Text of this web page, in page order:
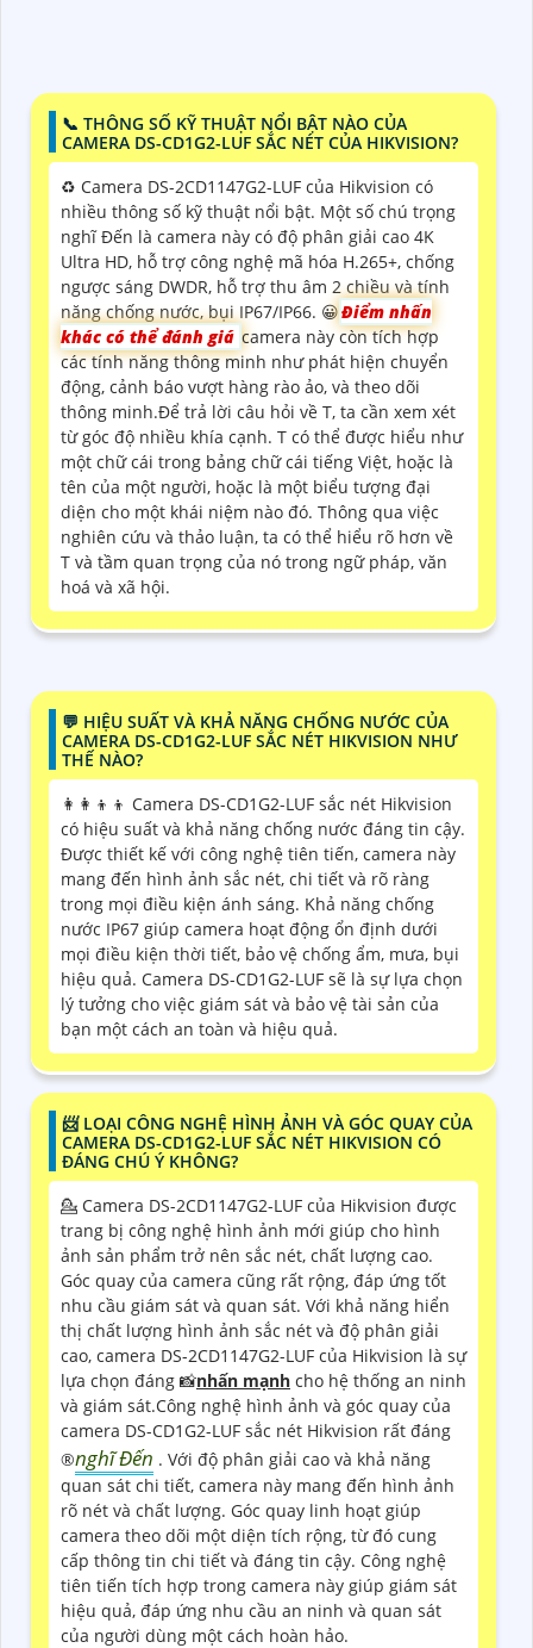
📞 THÔNG SỐ KỸ THUẬT NỔI BẬT NÀO CỦA
CAMERA DS-CD1G2-LUF SẮC NÉT CỦA HIKVISION?
♻️ Camera DS-2CD1147G2-LUF của Hikvision có
nhiều thông số kỹ thuật nổi bật. Một số chú trọng
nghĩ Đến là camera này có độ phân giải cao 4K
Ultra HD, hỗ trợ công nghệ mã hóa H.265+, chống
ngược sáng DWDR, hỗ trợ thu âm 2 chiều và tính
năng chống nước, bụi IP67/IP66. 😀Điểm nhấn
khác có thể đánh giá camera này còn tích hợp
các tính năng thông minh như phát hiện chuyển
động, cảnh báo vượt hàng rào ảo, và theo dõi
thông minh.Để trả lời câu hỏi về T, ta cần xem xét
từ góc độ nhiều khía cạnh. T có thể được hiểu như
một chữ cái trong bảng chữ cái tiếng Việt, hoặc là
tên của một người, hoặc là một biểu tượng đại
diện cho một khái niệm nào đó. Thông qua việc
nghiên cứu và thảo luận, ta có thể hiểu rõ hơn về
T và tầm quan trọng của nó trong ngữ pháp, văn
hoá và xã hội.
️💬 HIỆU SUẤT VÀ KHẢ NĂNG CHỐNG NƯỚC CỦA
CAMERA DS-CD1G2-LUF SẮC NÉT HIKVISION NHƯ
THẾ NÀO?
👩‍👩‍👦‍👦 Camera DS-CD1G2-LUF sắc nét Hikvision
có hiệu suất và khả năng chống nước đáng tin cậy.
Được thiết kế với công nghệ tiên tiến, camera này
mang đến hình ảnh sắc nét, chi tiết và rõ ràng
trong mọi điều kiện ánh sáng. Khả năng chống
nước IP67 giúp camera hoạt động ổn định dưới
mọi điều kiện thời tiết, bảo vệ chống ẩm, mưa, bụi
hiệu quả. Camera DS-CD1G2-LUF sẽ là sự lựa chọn
lý tưởng cho việc giám sát và bảo vệ tài sản của
bạn một cách an toàn và hiệu quả.
📨 LOẠI CÔNG NGHỆ HÌNH ẢNH VÀ GÓC QUAY CỦA
CAMERA DS-CD1G2-LUF SẮC NÉT HIKVISION CÓ
ĐÁNG CHÚ Ý KHÔNG?
💁 Camera DS-2CD1147G2-LUF của Hikvision được
trang bị công nghệ hình ảnh mới giúp cho hình
ảnh sản phẩm trở nên sắc nét, chất lượng cao.
Góc quay của camera cũng rất rộng, đáp ứng tốt
nhu cầu giám sát và quan sát. Với khả năng hiển
thị chất lượng hình ảnh sắc nét và độ phân giải
cao, camera DS-2CD1147G2-LUF của Hikvision là sự
lựa chọn đáng 📸nhấn mạnh cho hệ thống an ninh
và giám sát.Công nghệ hình ảnh và góc quay của
camera DS-CD1G2-LUF sắc nét Hikvision rất đáng
®️nghĩ Đến . Với độ phân giải cao và khả năng
quan sát chi tiết, camera này mang đến hình ảnh
rõ nét và chất lượng. Góc quay linh hoạt giúp
camera theo dõi một diện tích rộng, từ đó cung
cấp thông tin chi tiết và đáng tin cậy. Công nghệ
tiên tiến tích hợp trong camera này giúp giám sát
hiệu quả, đáp ứng nhu cầu an ninh và quan sát
của người dùng một cách hoàn hảo.